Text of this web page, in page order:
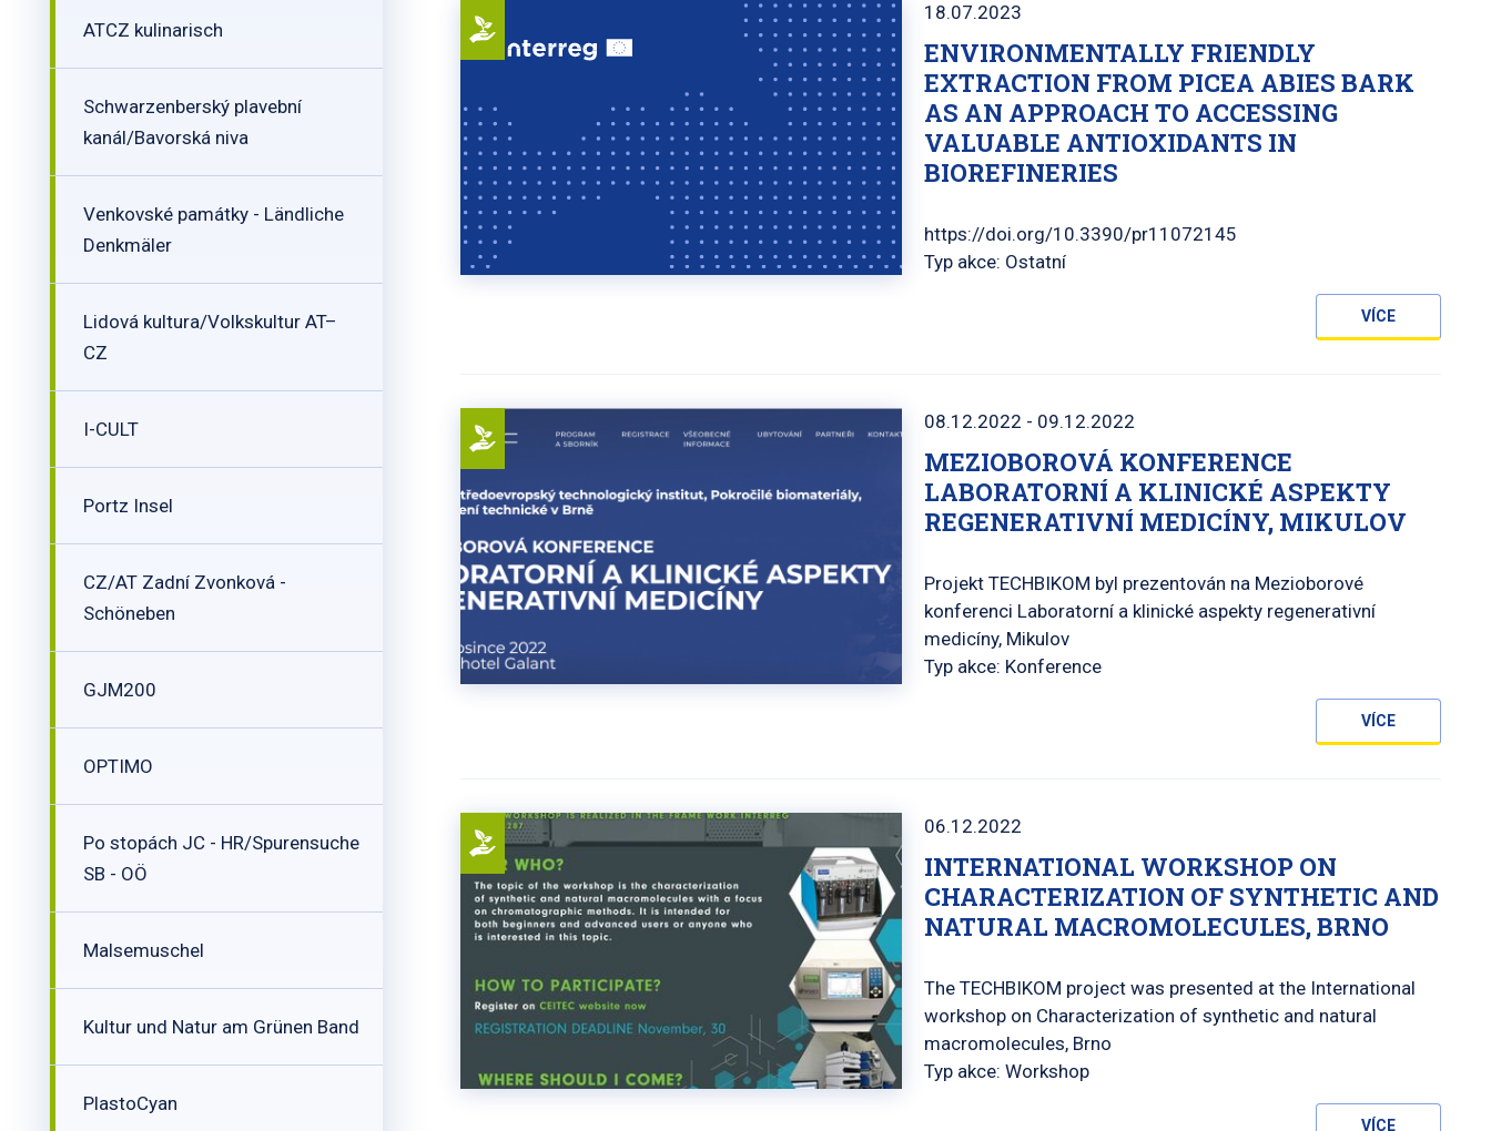
ATCZ kulinarisch
Schwarzenberský plavební
kanál/Bavorská niva
Venkovské památky - Ländliche
Denkmäler
Lidová kultura/Volkskultur AT–
CZ
I-CULT
Portz Insel
CZ/AT Zadní Zvonková -
Schöneben
GJM200
OPTIMO
Po stopách JC - HR/Spurensuche
SB - OÖ
Malsemuschel
Kultur und Natur am Grünen Band
PlastoCyan
18.07.2023
ENVIRONMENTALLY FRIENDLY
EXTRACTION FROM PICEA ABIES BARK
AS AN APPROACH TO ACCESSING
VALUABLE ANTIOXIDANTS IN
BIOREFINERIES
https://doi.org/10.3390/pr11072145
Typ akce: Ostatní
VÍCE
08.12.2022 - 09.12.2022
MEZIOBOROVÁ KONFERENCE
LABORATORNÍ A KLINICKÉ ASPEKTY
REGENERATIVNÍ MEDICÍNY, MIKULOV
Projekt TECHBIKOM byl prezentován na Mezioborové
konferenci Laboratorní a klinické aspekty regenerativní
medicíny, Mikulov
Typ akce: Konference
VÍCE
06.12.2022
INTERNATIONAL WORKSHOP ON
CHARACTERIZATION OF SYNTHETIC AND
NATURAL MACROMOLECULES, BRNO
The TECHBIKOM project was presented at the International
workshop on Characterization of synthetic and natural
macromolecules, Brno
Typ akce: Workshop
VÍCE